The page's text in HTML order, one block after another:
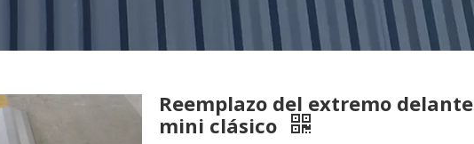
Reemplazo del extremo
mini clásico